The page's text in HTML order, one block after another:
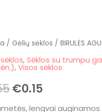
/ Gėlių sėklos / BIRULĖS
,Sėklos su trumpu
,Visos sėklos
Original
price
was:
€1.55.
€0.15
Current
price
is:
€0.15.
lengvai auginamos